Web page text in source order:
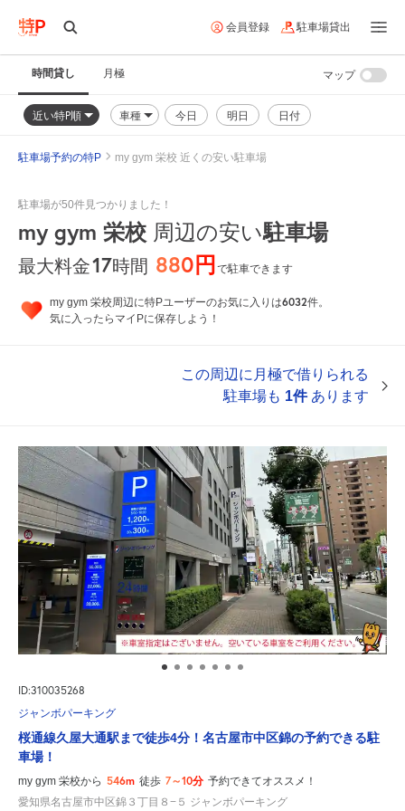
会員登録 駐車場貸出
時間貸し 月極
近い特P順 車種 今日 明日 日付
マップ
駐車場予約の特P my gym 栄校 近くの安い駐車場
駐車場が50件見つかりました！
my gym 栄校 周辺の安い駐車場
最大料金17時間 880円で駐車できます
my gym 栄校周辺に特Pユーザーのお気に入りは6032件。
気に入ったらマイPに保存しよう！
この周辺に月極で借りられる
駐車場も 1件あります
ID:310035268
ジャンボパーキング
桜通線久屋大通駅まで徒歩4分！名古屋市中区錦の予約できる駐
車場！
my gym 栄校から 546m 徒歩 7～10分 予約できてオススメ！
愛知県名古屋市中区錦３丁目８−５ ジャンボパーキング